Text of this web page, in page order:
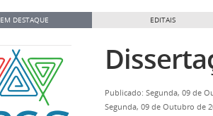
EM DESTAQUE EDITAIS
Publicado: Segunda, 09 de
Segunda, 09 de Outubro de